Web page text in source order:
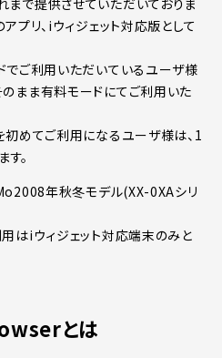
リ、iウィジェット対応版として
ご利用いただいているユーザ様
のまま有料モードにてご利用いた
めてご利用になるユーザ様は、1
。
年秋冬モデル(XX-0XAシリ
はiウィジェット対応端末のみと
とは